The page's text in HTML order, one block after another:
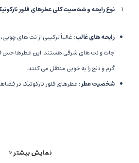
نوع رایحه و شخصیت کلی عطرهای فلور
رایحه های غالب:غالباً ترکیبی از نت های
جات و نت های شرقی هستند. این عطرها حس
گرم و دنج را به خوبی منتقل می کنند.
شخصیت عطر:عطرهای فلور نارکوتیک در
نمایش بیشتر